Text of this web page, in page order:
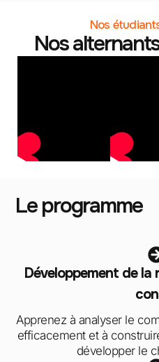
Nos
Nos
Le programme
Développement de
Apprenez à analyser le
efficacement et à
développer le